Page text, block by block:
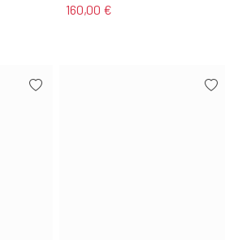
160,00 €